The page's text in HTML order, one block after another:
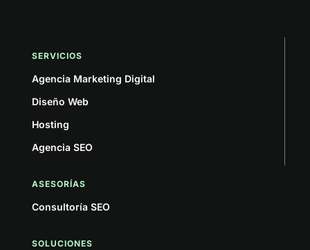
SERVICIOS
Agencia Marketing Digital
Diseño Web
Hosting
Agencia SEO
ASESORÍAS
Consultoría SEO
SOLUCIONES